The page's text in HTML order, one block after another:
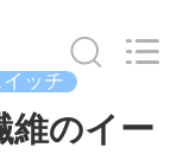
ッチ
維のイー